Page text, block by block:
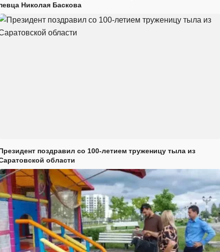
Николая Баскова
поздравил со 100-летием труженицу тыла из
области